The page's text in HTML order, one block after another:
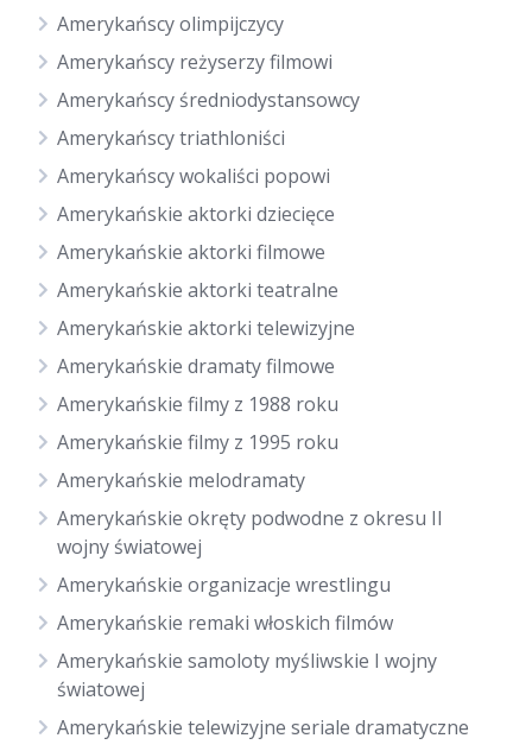
Amerykańscy olimpijczycy
Amerykańscy reżyserzy filmowi
Amerykańscy średniodystansowcy
Amerykańscy triathloniści
Amerykańscy wokaliści popowi
Amerykańskie aktorki dziecięce
Amerykańskie aktorki filmowe
Amerykańskie aktorki teatralne
Amerykańskie aktorki telewizyjne
Amerykańskie dramaty filmowe
Amerykańskie filmy z 1988 roku
Amerykańskie filmy z 1995 roku
Amerykańskie melodramaty
Amerykańskie okręty podwodne z okresu II
wojny światowej
Amerykańskie organizacje wrestlingu
Amerykańskie remaki włoskich filmów
Amerykańskie samoloty myśliwskie I wojny
światowej
Amerykańskie telewizyjne seriale dramatyczne